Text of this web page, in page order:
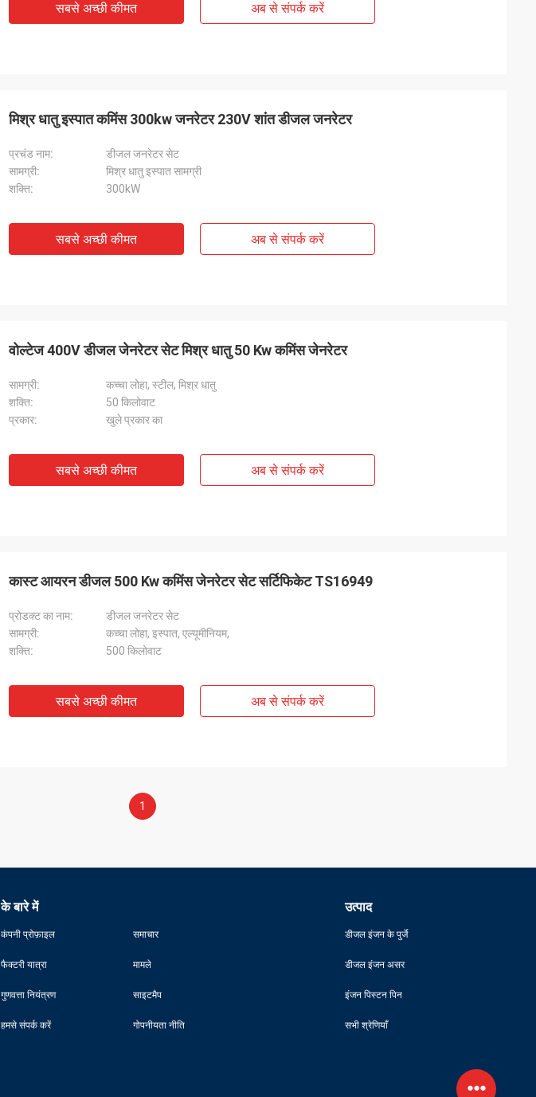
सबसे अच्छी कीमत अब से संपर्क करें
मिश्र धातु इस्पात कमिंस 300kw जनरेटर 230V शांत डीजल जनरेटर
प्रचंड नाम:
डीजल जनरेटर सेट
सामग्री:
मिश्र धातु इस्पात सामग्री
शक्ति:
300kW
सबसे अच्छी कीमत अब से संपर्क करें
वोल्टेज 400V डीजल जेनरेटर सेट मिश्र धातु 50 Kw कमिंस जेनरेटर
सामग्री:
कच्चा लोहा, स्टील, मिश्र धातु
शक्ति:
50 किलोवाट
प्रकार:
खुले प्रकार का
सबसे अच्छी कीमत अब से संपर्क करें
कास्ट आयरन डीजल 500 Kw कमिंस जेनरेटर सेट सर्टिफिकेट TS16949
प्रोडक्ट का नाम:
डीजल जनरेटर सेट
सामग्री:
कच्चा लोहा, इस्पात, एल्यूमीनियम,
शक्ति:
500 किलोवाट
सबसे अच्छी कीमत अब से संपर्क करें
1
के बारे में
कंपनी प्रोफ़ाइल
फैक्टरी यात्रा
गुणवत्ता नियंत्रण
हमसे संपर्क करें
समाचार
मामले
साइटमैप
गोपनीयता नीति
उत्पाद
डीजल इंजन के पुर्जे
डीजल इंजन असर
इंजन पिस्टन पिन
सभी श्रेणियाँ